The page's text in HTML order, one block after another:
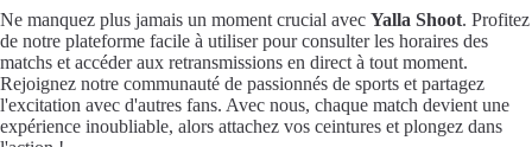
Ne manquez plus jamais un moment crucial avec Yalla Shoot. Profitez
de notre plateforme facile à utiliser pour consulter les horaires des
matchs et accéder aux retransmissions en direct à tout moment.
Rejoignez notre communauté de passionnés de sports et partagez
l'excitation avec d'autres fans. Avec nous, chaque match devient une
expérience inoubliable, alors attachez vos ceintures et plongez dans